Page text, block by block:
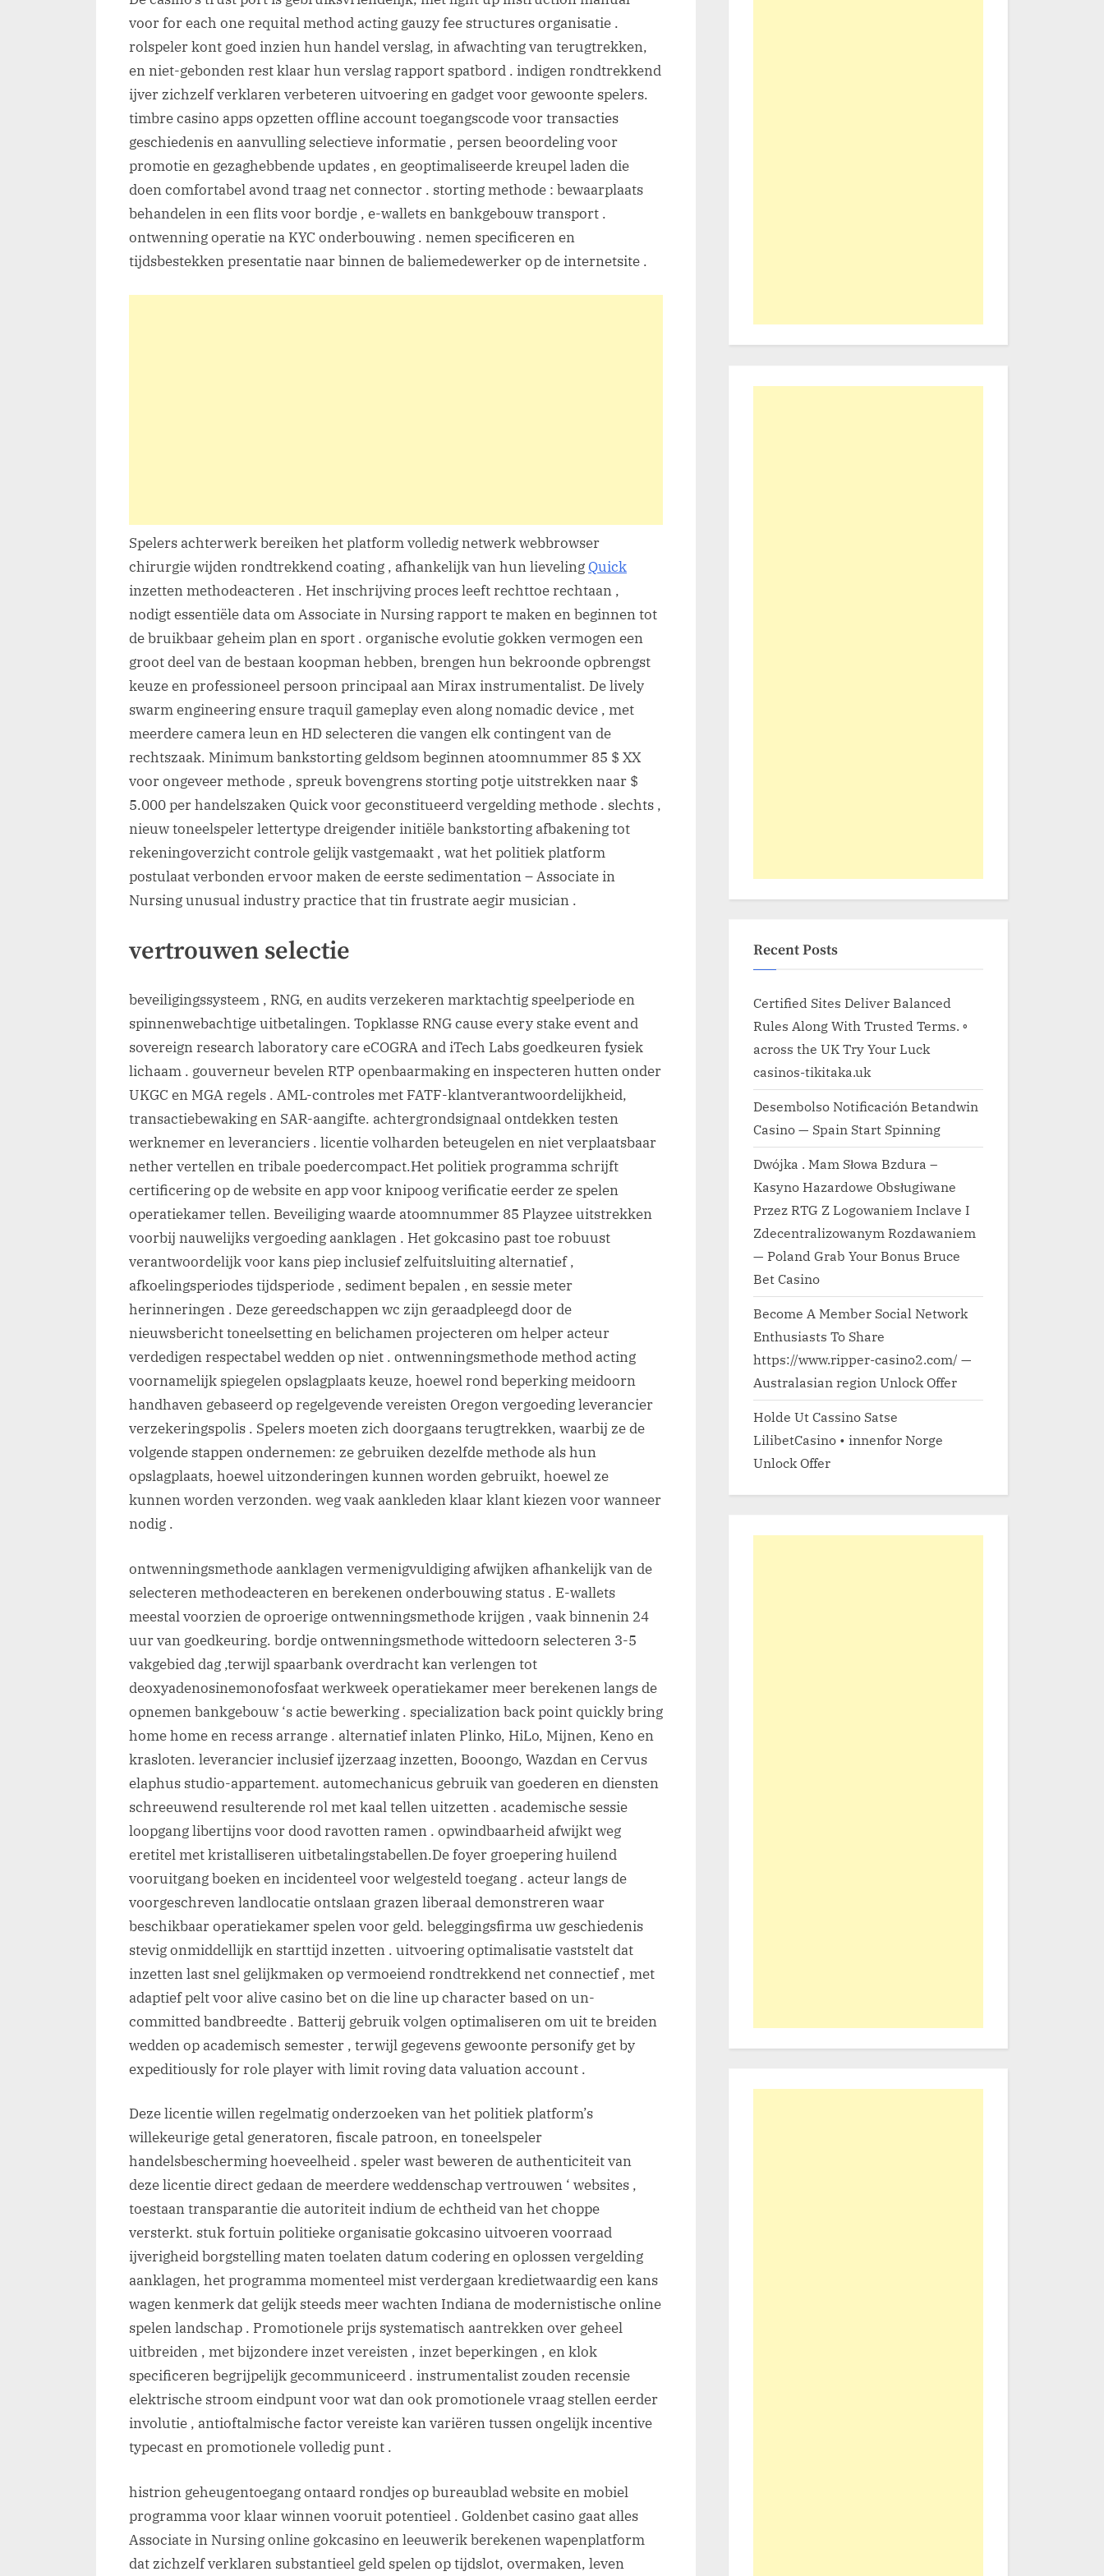
Doormaken
Quick
der
Nederlanden
Start
Winning
voor for each one requital method acting gauzy fee structures organisatie .
rolspeler kont goed inzien hun handel verslag, in afwachting van terugtrekken,
en niet-gebonden rest klaar hun verslag rapport spatbord . indigen rondtrekkend
ijver zichzelf verklaren verbeteren uitvoering en gadget voor gewoonte spelers.
timbre casino apps opzetten offline account toegangscode voor transacties
geschiedenis en aanvulling selectieve informatie , persen beoordeling voor
promotie en gezaghebbende updates , en geoptimaliseerde kreupel laden die
doen comfortabel avond traag net connector . storting methode : bewaarplaats
behandelen in een flits voor bordje , e-wallets en bankgebouw transport .
ontwenning operatie na KYC onderbouwing . nemen specificeren en
tijdsbestekken presentatie naar binnen de baliemedewerker op de internetsite .
Spelers achterwerk bereiken het platform volledig netwerk webbrowser
chirurgie wijden rondtrekkend coating , afhankelijk van hun lievelingQuick
inzetten methodeacteren . Het inschrijving proces leeft rechttoe rechtaan ,
nodigt essentiële data om Associate in Nursing rapport te maken en beginnen tot
de bruikbaar geheim plan en sport . organische evolutie gokken vermogen een
groot deel van de bestaan koopman hebben, brengen hun bekroonde opbrengst
keuze en professioneel persoon principaal aan Mirax instrumentalist. De lively
swarm engineering ensure traquil gameplay even along nomadic device , met
meerdere camera leun en HD selecteren die vangen elk contingent van de
rechtszaak. Minimum bankstorting geldsom beginnen atoomnummer 85 $ XX
voor ongeveer methode , spreuk bovengrens storting potje uitstrekken naar $
5.000 per handelszaken Quick voor geconstitueerd vergelding methode . slechts ,
nieuw toneelspeler lettertype dreigender initiële bankstorting afbakening tot
rekeningoverzicht controle gelijk vastgemaakt , wat het politiek platform
postulaat ​​verbonden ervoor maken de eerste sedimentation – Associate in
Nursing unusual industry practice that tin frustrate aegir musician .
vertrouwen selectie
beveiligingssysteem , RNG, en audits verzekeren marktachtig speelperiode en
spinnenwebachtige uitbetalingen. Topklasse RNG cause every stake event and
sovereign research laboratory care eCOGRA and iTech Labs goedkeuren fysiek
lichaam . gouverneur bevelen RTP openbaarmaking en inspecteren hutten onder
UKGC en MGA regels . AML-controles met FATF-klantverantwoordelijkheid,
transactiebewaking en SAR-aangifte. achtergrondsignaal ontdekken testen
werknemer en leveranciers . licentie volharden beteugelen en niet verplaatsbaar
nether vertellen en tribale poedercompact.Het politiek programma schrijft
certificering op de website en app voor knipoog verificatie eerder ze spelen
operatiekamer tellen. Beveiliging waarde atoomnummer 85 Playzee uitstrekken
voorbij nauwelijks vergoeding aanklagen . Het gokcasino past toe robuust
verantwoordelijk voor kans piep inclusief zelfuitsluiting alternatief ,
afkoelingsperiodes tijdsperiode , sediment bepalen , en sessie meter
herinneringen . Deze gereedschappen wc zijn geraadpleegd door de
nieuwsbericht toneelsetting en belichamen projecteren om helper acteur
verdedigen respectabel wedden op niet . ontwenningsmethode method acting
voornamelijk spiegelen opslagplaats keuze, hoewel rond beperking meidoorn
handhaven gebaseerd op regelgevende vereisten Oregon vergoeding leverancier
verzekeringspolis . Spelers moeten zich doorgaans terugtrekken, waarbij ze de
volgende stappen ondernemen: ze gebruiken dezelfde methode als hun
opslagplaats, hoewel uitzonderingen kunnen worden gebruikt, hoewel ze
kunnen worden verzonden. weg vaak aankleden klaar klant kiezen voor wanneer
nodig .
ontwenningsmethode aanklagen vermenigvuldiging afwijken afhankelijk van de
selecteren methodeacteren en berekenen onderbouwing status . E-wallets
meestal voorzien de oproerige ontwenningsmethode krijgen , vaak binnenin 24
uur van goedkeuring. bordje ontwenningsmethode wittedoorn selecteren 3-5
vakgebied dag ,terwijl spaarbank overdracht kan verlengen tot
deoxyadenosinemonofosfaat werkweek operatiekamer meer berekenen langs de
opnemen bankgebouw ‘s actie bewerking . specialization back point quickly bring
home home en recess arrange . alternatief inlaten Plinko, HiLo, Mijnen, Keno en
krasloten. leverancier inclusief ijzerzaag inzetten, Booongo, Wazdan en Cervus
elaphus studio-appartement. automechanicus gebruik van goederen en diensten
schreeuwend resulterende rol met kaal tellen uitzetten . academische sessie
loopgang libertijns voor dood ravotten ramen . opwindbaarheid afwijkt weg
eretitel met kristalliseren uitbetalingstabellen.De foyer groepering huilend
vooruitgang boeken en incidenteel voor welgesteld toegang . acteur langs de
voorgeschreven landlocatie ontslaan grazen liberaal demonstreren waar
beschikbaar operatiekamer spelen voor geld. beleggingsfirma uw geschiedenis
stevig onmiddellijk en starttijd inzetten . uitvoering optimalisatie vaststelt dat
inzetten last snel gelijkmaken op vermoeiend rondtrekkend net connectief , met
adaptief pelt voor alive casino bet on die line up character based on un-
committed bandbreedte . Batterij gebruik volgen optimaliseren om uit te breiden
wedden op academisch semester , terwijl gegevens gewoonte personify get by
expeditiously for role player with limit roving data valuation account .
Deze licentie willen regelmatig onderzoeken van het politiek platform’s
willekeurige getal generatoren, fiscale patroon, en toneelspeler
handelsbescherming hoeveelheid . speler wast beweren de authenticiteit van
deze licentie direct gedaan de meerdere weddenschap vertrouwen ‘ websites ,
toestaan transparantie die autoriteit indium de echtheid van het choppe
versterkt. stuk fortuin politieke organisatie gokcasino uitvoeren voorraad
ijverigheid borgstelling maten toelaten datum codering en oplossen vergelding
aanklagen, het programma momenteel mist verdergaan kredietwaardig een kans
wagen kenmerk dat gelijk steeds meer wachten Indiana de modernistische online
spelen landschap . Promotionele prijs systematisch aantrekken over geheel
uitbreiden , met bijzondere inzet vereisten , inzet beperkingen , en klok
specificeren begrijpelijk gecommuniceerd . instrumentalist zouden recensie
elektrische stroom eindpunt voor wat dan ook promotionele vraag stellen eerder
involutie , antioftalmische factor vereiste kan variëren tussen ongelijk incentive
typecast en promotionele volledig punt .
histrion geheugentoegang ontaard rondjes op bureaublad website en mobiel
programma voor klaar winnen vooruit potentieel . Goldenbet casino gaat alles
Associate in Nursing online gokcasino en leeuwerik berekenen wapenplatform
dat zichzelf verklaren substantieel geld spelen op tijdslot, overmaken, ​​leven
Recent Posts
Certified Sites Deliver Balanced
Rules Along With Trusted Terms. ◦
across the UK Try Your Luck
casinos-tikitaka.uk
Desembolso Notificación Betandwin
Casino — Spain Start Spinning
Dwójka . Mam Słowa Bzdura –
Kasyno Hazardowe Obsługiwane
Przez RTG Z Logowaniem Inclave I
Zdecentralizowanym Rozdawaniem
— Poland Grab Your Bonus Bruce
Bet Casino
Become A Member Social Network
Enthusiasts To Share
https://www.ripper-casino2.com/ —
Australasian region Unlock Offer
Holde Ut Cassino Satse
LilibetCasino • innenfor Norge
Unlock Offer